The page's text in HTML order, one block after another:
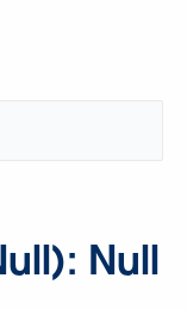
Null